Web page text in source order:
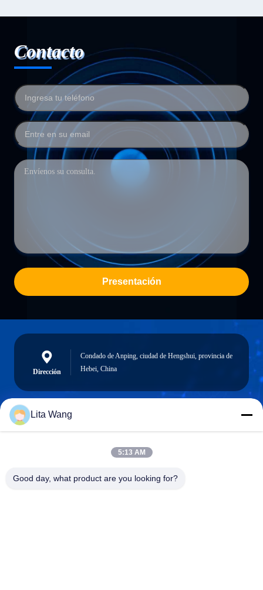
Contacto
Presentación
Dirección
Condado de Anping, ciudad de Hengshui, provincia de
Hebei, China
lita@screenmeshnet.com
Lita Wang
5:13 AM
Good day, what product are you looking for?